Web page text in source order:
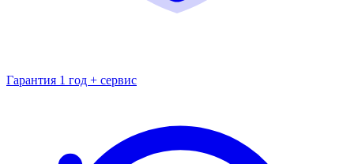
Гарантия 1 год + сервис